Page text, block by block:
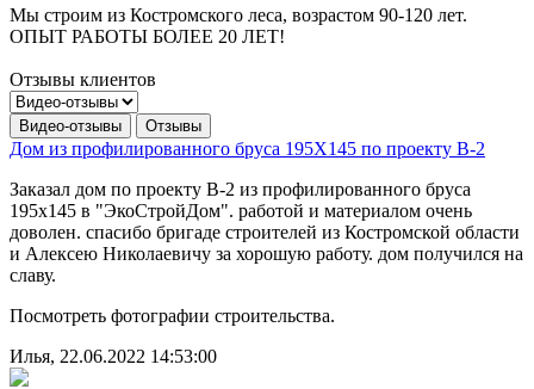
Мы строим из Костромского леса, возрастом 90-120 лет.
ОПЫТ РАБОТЫ БОЛЕЕ 20 ЛЕТ!
Отзывы клиентов
Видео-отзывы Отзывы
Дом из профилированного бруса 195Х145 по проекту В-2
Заказал дом по проекту В-2 из профилированного бруса
195х145 в "ЭкоСтройДом". работой и материалом очень
доволен. спасибо бригаде строителей из Костромской области
и Алексею Николаевичу за хорошую работу. дом получился на
славу.
Посмотреть фотографии строительства.
Илья, 22.06.2022 14:53:00